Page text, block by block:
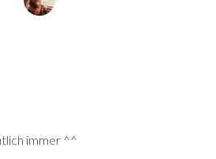
immer ^^